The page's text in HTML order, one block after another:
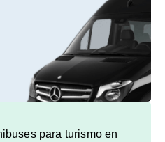
para turismo en